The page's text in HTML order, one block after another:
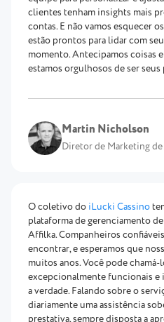
clientes tenham insights mais
contas. E não vamos esquecer
estão prontos para lidar com
momento. Antecipamos coisas
estamos orgulhosos de ser seus
Martin Nicholson
Diretor de Marketing
O coletivo do iLucki Cassino
plataforma de gerenciamento
Affilka. Companheiros
encontrar, e esperamos que
muitos anos. Você pode
excepcionalmente funcionais e
a verdade. Falando sobre o
diariamente uma assistência
prestativa, sempre disposta a